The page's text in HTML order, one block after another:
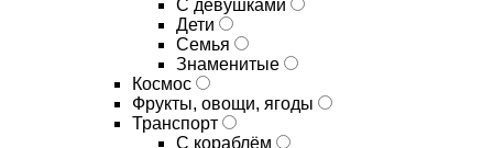
С девушками
Дети
Семья
Знаменитые
Космос
Фрукты, овощи, ягоды
Транспорт
С кораблём